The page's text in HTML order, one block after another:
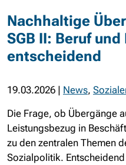
Nachhaltige
SGB II: Beruf
entscheidend
19.03.2026 | News,
Die Frage, ob Übergänge
Leistungsbezug in
zu den zentralen Themen
Sozialpolitik.